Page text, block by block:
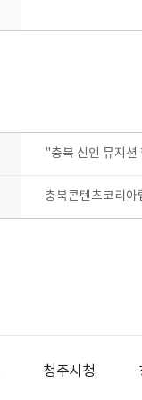
"충북 신인 뮤지
충북콘텐츠코리아
청주시청